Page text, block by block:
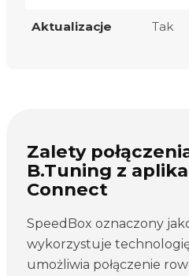
Aktualizacje Tak
Zalety
B.Tuning z
Connect
SpeedBox oznaczony
wykorzystuje
umożliwia połączenie